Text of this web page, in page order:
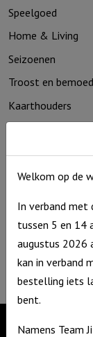
Speelgoed
Home & Living
Seizoenen
Troost en
Kaarthouders
De Zagerij 1
3861 NA Nijkerk
T: 06 – 4188
info@jiftach.nl
KVK nr:
BTW nr:
Welkom op de
In verband met
tussen 5 en 14
augustus 2026
kan in verband
bestelling iets
bent.
Namens Team